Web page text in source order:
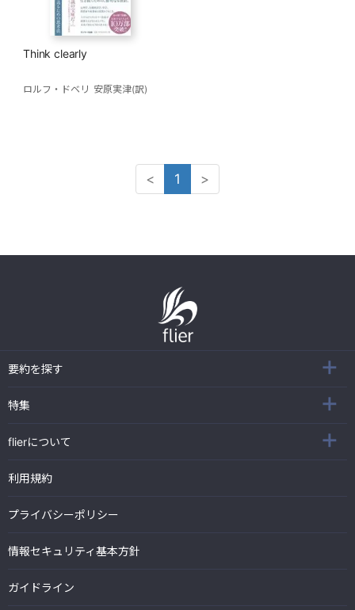
Think clearly
ロルフ・ドベリ 安原実津(訳)
< 1 >
要約を探す
特集
flierについて
利用規約
プライバシーポリシー
情報セキュリティ基本方針
ガイドライン